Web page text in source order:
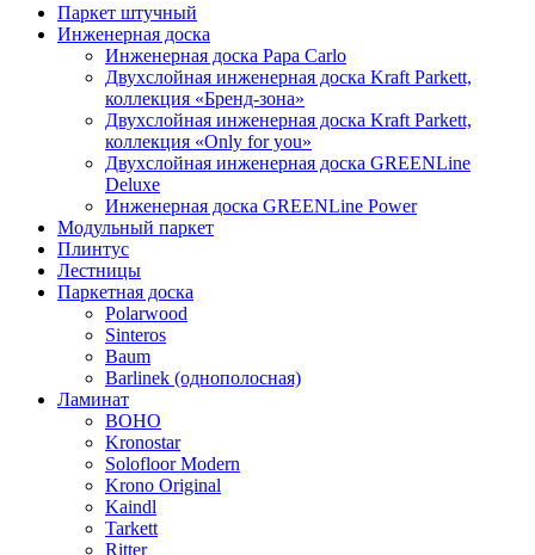
Паркет штучный
Инженерная доска
Инженерная доска Papa Carlo
Двухслойная инженерная доска Kraft Parkett,
коллекция «Бренд-зона»
Двухслойная инженерная доска Kraft Parkett,
коллекция «Only for you»
Двухслойная инженерная доска GREENLine
Deluxe
Инженерная доска GREENLine Power
Модульный паркет
Плинтус
Лестницы
Паркетная доска
Polarwood
Sinteros
Baum
Barlinek (однополосная)
Ламинат
BOHO
Kronostar
Solofloor Modern
Krono Original
Kaindl
Tarkett
Ritter